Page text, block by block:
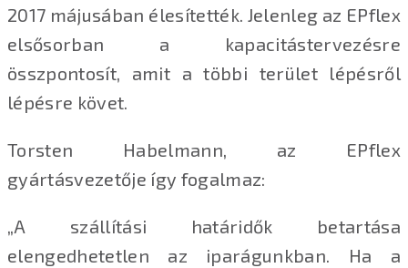
2017 májusában élesítették. Jelenleg az EPflex
elsősorban a kapacitástervezésre
összpontosít, amit a többi terület lépésről
lépésre követ.
Torsten Habelmann, az EPflex
gyártásvezetője így fogalmaz:
„A szállítási határidők betartása
elengedhetetlen az iparágunkban. Ha a